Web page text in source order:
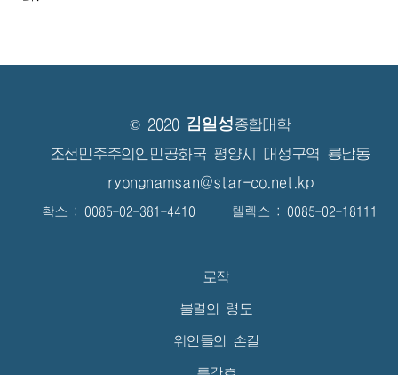
© 2020 김일성종합대학
조선민주주의인민공화국 평양시 대성구역 룡남동
ryongnamsan@star-co.net.kp
확스 : 0085-02-381-4410 텔렉스 : 0085-02-18111
로작
불멸의 령도
위인들의 손길